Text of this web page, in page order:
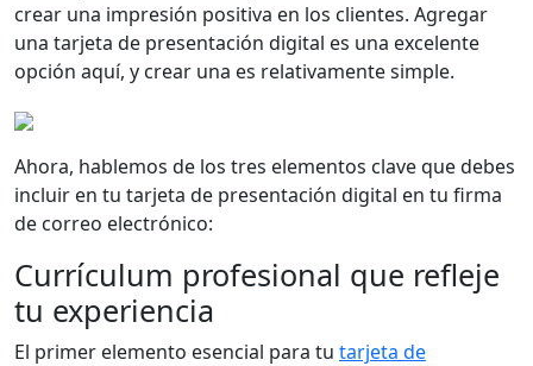
crear una impresión positiva en los clientes. Agregar
una tarjeta de presentación digital es una excelente
opción aquí, y crear una es relativamente simple.
Ahora, hablemos de los tres elementos clave que debes
incluir en tu tarjeta de presentación digital en tu firma
de correo electrónico:
Currículum profesional que refleje
tu experiencia
El primer elemento esencial para tu tarjeta de